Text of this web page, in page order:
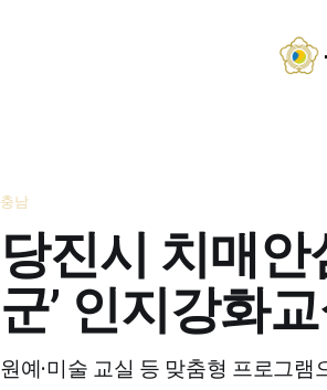
충남
당진시 치매안
군’ 인지강화
원예·미술 교실 등 맞춤형 프로그램